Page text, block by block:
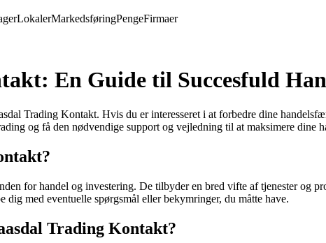
LokalerMarkedsføringPengeFirmaer
En Guide til Succesfuld
Trading Kontakt. Hvis du er interesseret i at forbedre dine
og få den nødvendige support og vejledning til at maksimere dine
for handel og investering. De tilbyder en bred vifte af tjenester og
med eventuelle spørgsmål eller bekymringer, du måtte have.
Trading Kontakt?